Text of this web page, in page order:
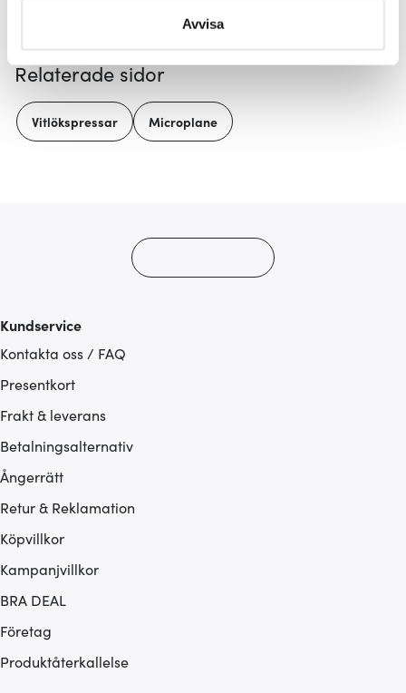
Du kan ändra eller dra tillbaka ditt samtycke när som
Vi använder cookies för att innehållet och annonserna
ska anpassas efter det som vi tror att du tycker om. Det
gör också att vi kan analysera vår trafik och göra
Avvisa
Relaterade sidor
Vitlökspressar Microplane
Kundservice
Kontakta oss / FAQ
Presentkort
Frakt & leverans
Betalningsalternativ
Ångerrätt
Retur & Reklamation
Köpvillkor
Kampanjvillkor
BRA DEAL
Företag
Produktåterkallelse